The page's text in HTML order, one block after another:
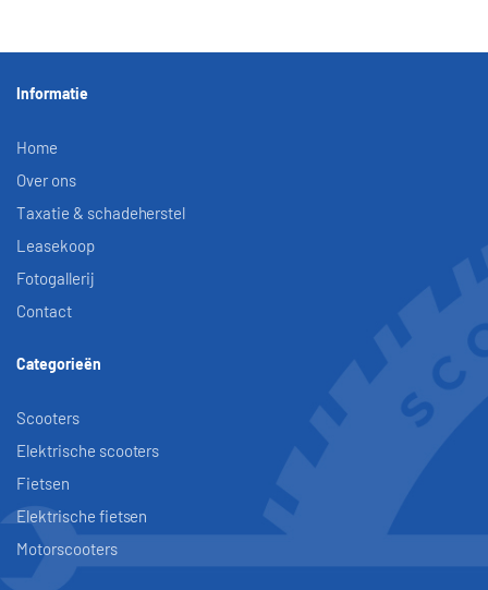
Informatie
Home
Over ons
Taxatie & schadeherstel
Leasekoop
Fotogallerij
Contact
Categorieën
Scooters
Elektrische scooters
Fietsen
Elektrische fietsen
Motorscooters